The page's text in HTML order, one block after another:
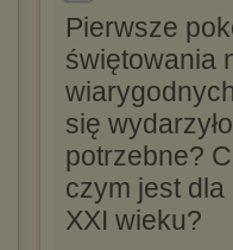
Pierwsze
świętowania
się
potrzebne?
czym jest
XXI wieku?